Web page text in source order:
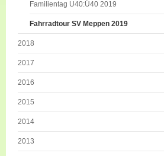
Familientag U40:Ü40 2019
Fahrradtour SV Meppen 2019
2018
2017
2016
2015
2014
2013